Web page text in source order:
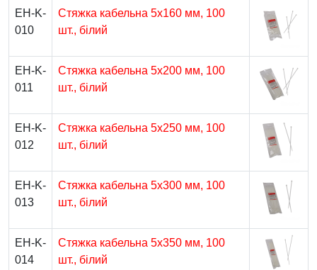
EH-K-
010
Стяжка кабельна 5х160 мм, 100
шт., білий
EH-K-
011
Стяжка кабельна 5х200 мм, 100
шт., білий
EH-K-
012
Стяжка кабельна 5х250 мм, 100
шт., білий
EH-K-
013
Стяжка кабельна 5х300 мм, 100
шт., білий
EH-K-
014
Стяжка кабельна 5х350 мм, 100
шт., білий